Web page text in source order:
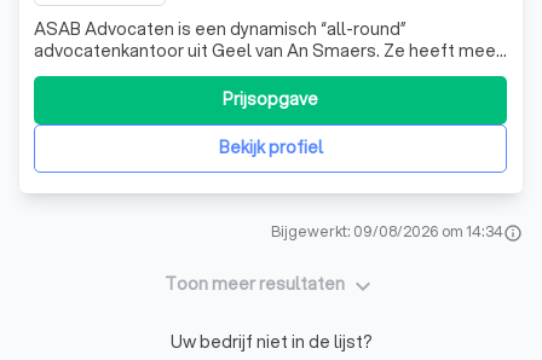
ASAB Advocaten is een dynamisch “all-round”
advocatenkantoor uit Geel van An Smaers. Ze heeft meer
dan 15 jaar ervaring in zowel de advocatuur als de
Bekijk profiel
Prijsopgave
Bijgewerkt: 09/08/2026 om 14:34info
Toon meer resultaten keyboard_arrow_down
Uw bedrijf niet in de lijst?